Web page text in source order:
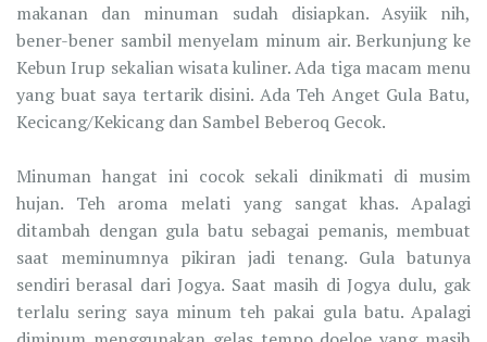
makanan dan minuman sudah disiapkan. Asyiik nih,
bener-bener sambil menyelam minum air. Berkunjung ke
Kebun Irup sekalian wisata kuliner. Ada tiga macam menu
yang buat saya tertarik disini. Ada Teh Anget Gula Batu,
Kecicang/Kekicang dan Sambel Beberoq Gecok.
Minuman hangat ini cocok sekali dinikmati di musim
hujan. Teh aroma melati yang sangat khas. Apalagi
ditambah dengan gula batu sebagai pemanis, membuat
saat meminumnya pikiran jadi tenang. Gula batunya
sendiri berasal dari Jogya. Saat masih di Jogya dulu, gak
terlalu sering saya minum teh pakai gula batu. Apalagi